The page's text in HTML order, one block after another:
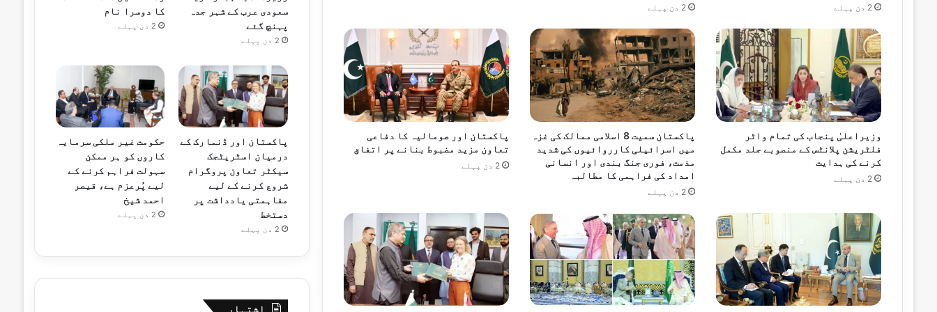
19 گھنٹے پہلے
پاکستان، سعودی عرب اور ترکیہ امن کے مشترکہ عزم میں متحد ہیں، وزیراعظم شہباز شریف
2 دن پہلے 2 دن پہلے
وزیراعلیٰ پنجاب کی تمام واٹر
فلٹریشن پلانٹس کے منصوبے جلد مکمل
کرنے کی ہدایت
2 دن پہلے
پاکستان سمیت 8 اسلامی ممالک کی غزہ
میں اسرائیلی کارروائیوں کی شدید
مذمت، فوری جنگ بندی اور انسانی
امداد کی فراہمی کا مطالبہ
2 دن پہلے
پاکستان اور صومالیہ کا دفاعی
تعاون مزید مضبوط بنانے پر اتفاق
2 دن پہلے
سعودی عرب کے شہر جدہ
پہنچ گئے
2 دن پہلے
کا دوسرا نام
2 دن پہلے
پاکستان اور ڈنمارک کے
درمیان اسٹریٹجک
سیکٹر تعاون پروگرام
شروع کرنے کے لیے
مفاہمتی یادداشت پر
دستخط
2 دن پہلے
حکومت غیر ملکی سرمایہ
کاروں کو ہر ممکن
سہولت فراہم کرنے کے
لیے پُرعزم ہے، قیصر
احمد شیخ
2 دن پہلے
اشتہار